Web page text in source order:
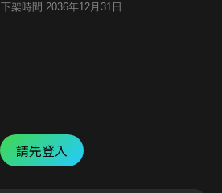
下架時間 2036年12月31日
請先登入